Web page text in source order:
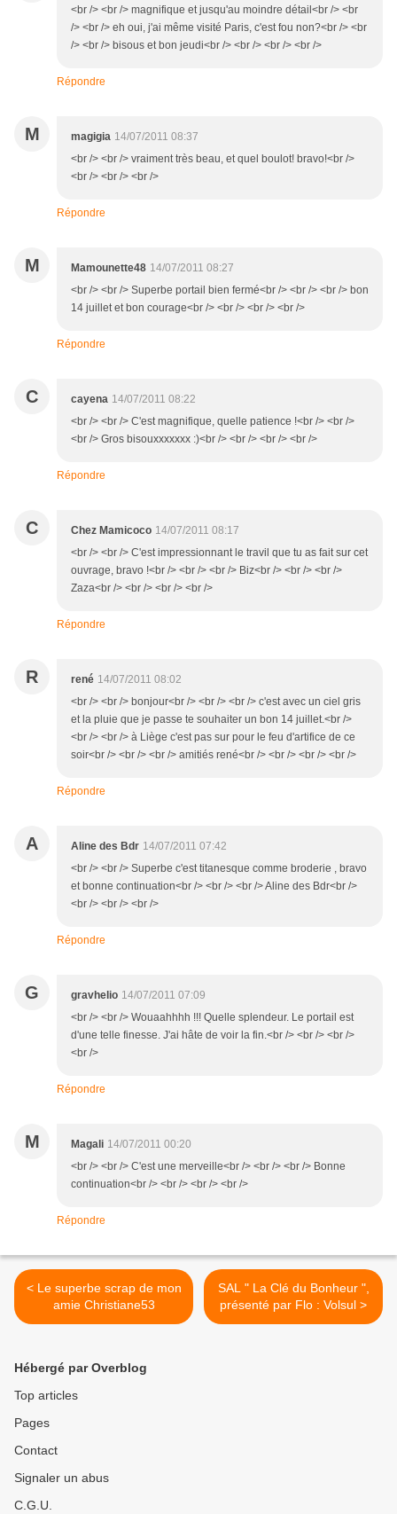
<br /> <br /> magnifique et jusqu'au moindre détail<br /> <br
/> <br /> eh oui, j'ai même visité Paris, c'est fou non?<br /> <br
/> <br /> bisous et bon jeudi<br /> <br /> <br /> <br />
Répondre
M magigia 14/07/2011 08:37
<br /> <br /> vraiment très beau, et quel boulot! bravo!<br />
<br /> <br /> <br />
Répondre
M Mamounette48 14/07/2011 08:27
<br /> <br /> Superbe portail bien fermé<br /> <br /> <br /> bon
14 juillet et bon courage<br /> <br /> <br /> <br />
Répondre
C cayena 14/07/2011 08:22
<br /> <br /> C'est magnifique, quelle patience !<br /> <br />
<br /> Gros bisouxxxxxxx :)<br /> <br /> <br /> <br />
Répondre
C Chez Mamicoco 14/07/2011 08:17
<br /> <br /> C'est impressionnant le travil que tu as fait sur cet
ouvrage, bravo !<br /> <br /> <br /> Biz<br /> <br /> <br />
Zaza<br /> <br /> <br /> <br />
Répondre
R rené 14/07/2011 08:02
<br /> <br /> bonjour<br /> <br /> <br /> c'est avec un ciel gris
et la pluie que je passe te souhaiter un bon 14 juillet.<br />
<br /> <br /> à Liège c'est pas sur pour le feu d'artifice de ce
soir<br /> <br /> <br /> amitiés rené<br /> <br /> <br /> <br />
Répondre
A Aline des Bdr 14/07/2011 07:42
<br /> <br /> Superbe c'est titanesque comme broderie , bravo
et bonne continuation<br /> <br /> <br /> Aline des Bdr<br />
<br /> <br /> <br />
Répondre
G gravhelio 14/07/2011 07:09
<br /> <br /> Wouaahhhh !!! Quelle splendeur. Le portail est
d'une telle finesse. J'ai hâte de voir la fin.<br /> <br /> <br />
<br />
Répondre
M Magali 14/07/2011 00:20
<br /> <br /> C'est une merveille<br /> <br /> <br /> Bonne
continuation<br /> <br /> <br /> <br />
Répondre
< Le superbe scrap de mon
amie Christiane53
SAL " La Clé du Bonheur ",
présenté par Flo : Volsul >
Hébergé par Overblog
Top articles
Pages
Contact
Signaler un abus
C.G.U.